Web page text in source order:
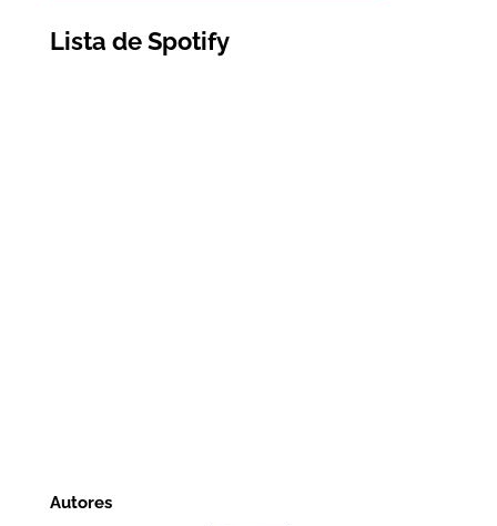
Lista de Spotify
Autores